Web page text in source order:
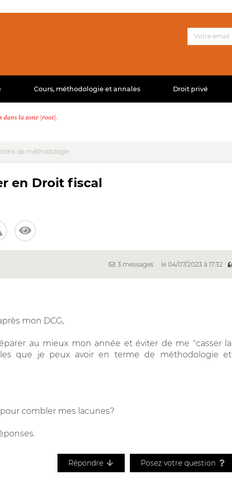
Cours, méthodologie et annales Droit privé
dans la zone |root|.
de méthodologie
en Droit fiscal
3 messages le 04/07/2023 à 17:32
mon DCG,
au mieux mon année et éviter de me "casser la
que je peux avoir en terme de méthodologie et
combler mes lacunes?
Répondre Posez votre question